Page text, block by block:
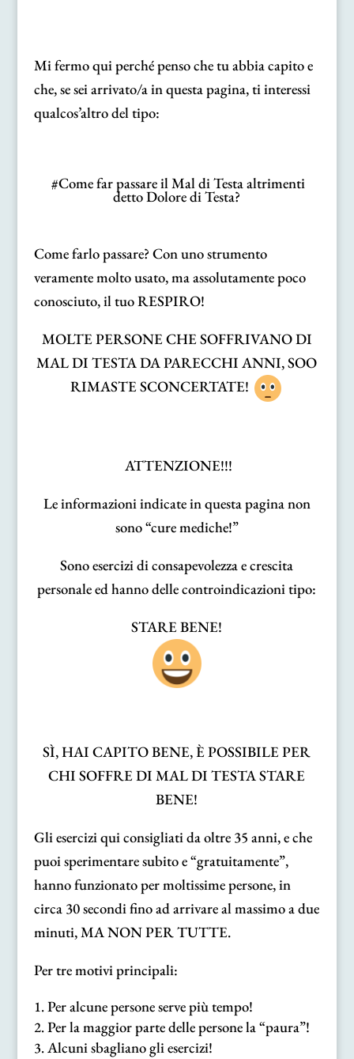
Mi fermo qui perché penso che tu abbia capito e
che, se sei arrivato/a in questa pagina, ti interessi
qualcos’altro del tipo:
#Come far passare il Mal di Testa altrimenti
detto Dolore di Testa?
Come farlo passare? Con uno strumento
veramente molto usato, ma assolutamente poco
conosciuto, il tuo RESPIRO!
MOLTE PERSONE CHE SOFFRIVANO DI
MAL DI TESTA DA PARECCHI ANNI, SOO
RIMASTE SCONCERTATE!
ATTENZIONE!!!
Le informazioni indicate in questa pagina non
sono “cure mediche!”
Sono esercizi di consapevolezza e crescita
personale ed hanno delle controindicazioni tipo:
STARE BENE!
SÌ, HAI CAPITO BENE, È POSSIBILE PER
CHI SOFFRE DI MAL DI TESTA STARE
BENE!
Gli esercizi qui consigliati da oltre 35 anni, e che
puoi sperimentare subito e “gratuitamente”,
hanno funzionato per moltissime persone, in
circa 30 secondi fino ad arrivare al massimo a due
minuti, MA NON PER TUTTE.
Per tre motivi principali:
Per alcune persone serve più tempo!
Per la maggior parte delle persone la “paura”!
Alcuni sbagliano gli esercizi!